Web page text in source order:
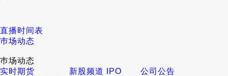
直播时间表
巿场动态
巿场动态
实时期货
新股频道 IPO
公司公告